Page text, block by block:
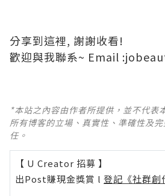
分享到這裡, 謝謝收看!
歡迎與我聯系~ Email
*本站之內容由作者所提供，並不代表
所有博客的立場、真實性、準確性及
任。
【 U Creator 招募 】
出Post賺現金獎賞 l 登記《社群創